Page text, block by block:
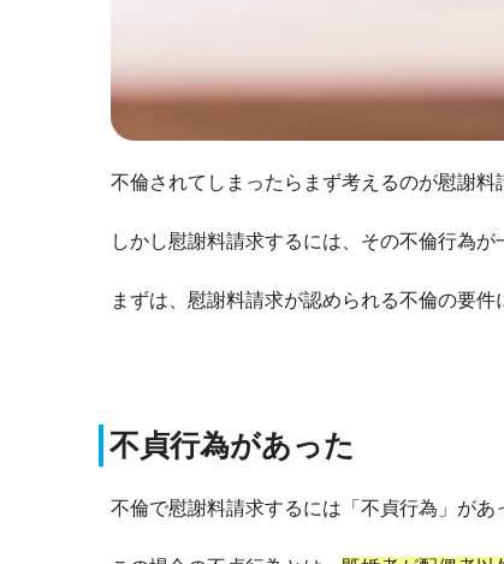
不倫されてしまったらまず考えるのが慰謝料
しかし慰謝料請求するには、その不倫行為
まずは、慰謝料請求が認められる不倫の要件
不貞行為があった
不倫で慰謝料請求するには「不貞行為」があ